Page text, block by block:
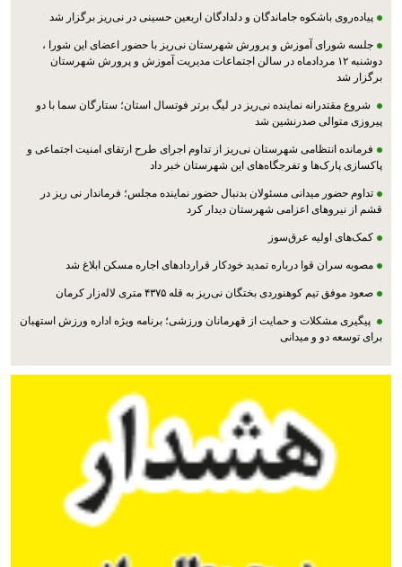
پیاده‌روی باشکوه جاماندگان و دلدادگان اربعین حسینی در نی‌ریز برگزار شد
جلسه شورای آموزش و پرورش شهرستان نی‌ریز با حضور اعضای این شورا ،
دوشنبه ۱۲ مردادماه در سالن اجتماعات مدیریت آموزش و پرورش شهرستان
برگزار شد
شروع مقتدرانه نماینده نی‌ریز در لیگ برتر فوتسال استان؛ ستارگان سما با دو
پیروزی متوالی صدرنشین شد
فرمانده انتظامی شهرستان نی‌ریز از تداوم اجرای طرح ارتقای امنیت اجتماعی و
پاکسازی پارک‌ها و تفرجگاه‌های این شهرستان خبر داد
تداوم حضور میدانی مسئولان بدنبال حضور نماینده مجلس؛ فرماندار نی ریز در
قشم از نیروهای اعزامی شهرستان دیدار کرد
کمک‌های اولیه عرق‌سوز
مصوبه سران قوا درباره تمدید خودکار قراردادهای اجاره مسکن ابلاغ شد
صعود موفق تیم کوهنوردی بختگان نی‌ریز به قله ۴۳۷۵ متری لاله‌زار کرمان
پیگیری مشکلات و حمایت از قهرمانان ورزشی؛ برنامه ویژه اداره ورزش استهبان
برای توسعه دو و میدانی